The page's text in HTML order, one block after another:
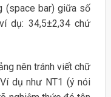
(space bar) giữa số
dụ: 34,5±2,34 chứ
nên tránh viết chữ
dụ như NT1 (ý nói